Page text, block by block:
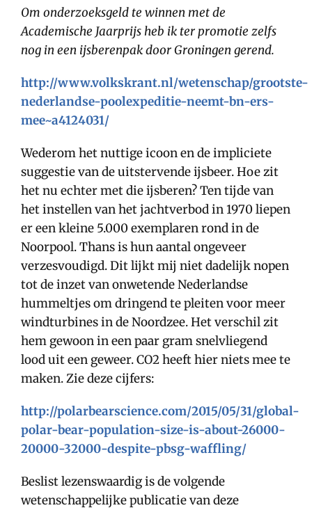
Om onderzoeksgeld te winnen met de
Academische Jaarprijs heb ik ter promotie zelfs
nog in een ijsberenpak door Groningen gerend.
http://www.volkskrant.nl/wetenschap/grootste-
nederlandse-poolexpeditie-neemt-bn-ers-
mee~a4124031/
Wederom het nuttige icoon en de impliciete
suggestie van de uitstervende ijsbeer. Hoe zit
het nu echter met die ijsberen? Ten tijde van
het instellen van het jachtverbod in 1970 liepen
er een kleine 5.000 exemplaren rond in de
Noorpool. Thans is hun aantal ongeveer
verzesvoudigd. Dit lijkt mij niet dadelijk nopen
tot de inzet van onwetende Nederlandse
hummeltjes om dringend te pleiten voor meer
windturbines in de Noordzee. Het verschil zit
hem gewoon in een paar gram snelvliegend
lood uit een geweer. CO2 heeft hier niets mee te
maken. Zie deze cijfers:
http://polarbearscience.com/2015/05/31/global-
polar-bear-population-size-is-about-26000-
20000-32000-despite-pbsg-waffling/
Beslist lezenswaardig is de volgende
wetenschappelijke publicatie van deze